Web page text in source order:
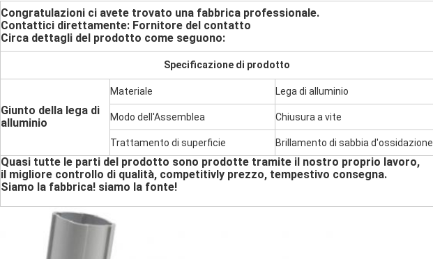
Congratulazioni ci avete trovato una fabbrica professionale.
Contattici direttamente: Fornitore del contatto
Circa dettagli del prodotto come seguono:
Specificazione di prodotto
Giunto della lega di
alluminio
Materiale Lega di alluminio
Modo dell'Assemblea Chiusura a vite
Trattamento di superficie Brillamento di sabbia d'ossidazione
Quasi tutte le parti del prodotto sono prodotte tramite il nostro proprio lavoro,
il migliore controllo di qualità, competitivly prezzo, tempestivo consegna.
Siamo la fabbrica! siamo la fonte!